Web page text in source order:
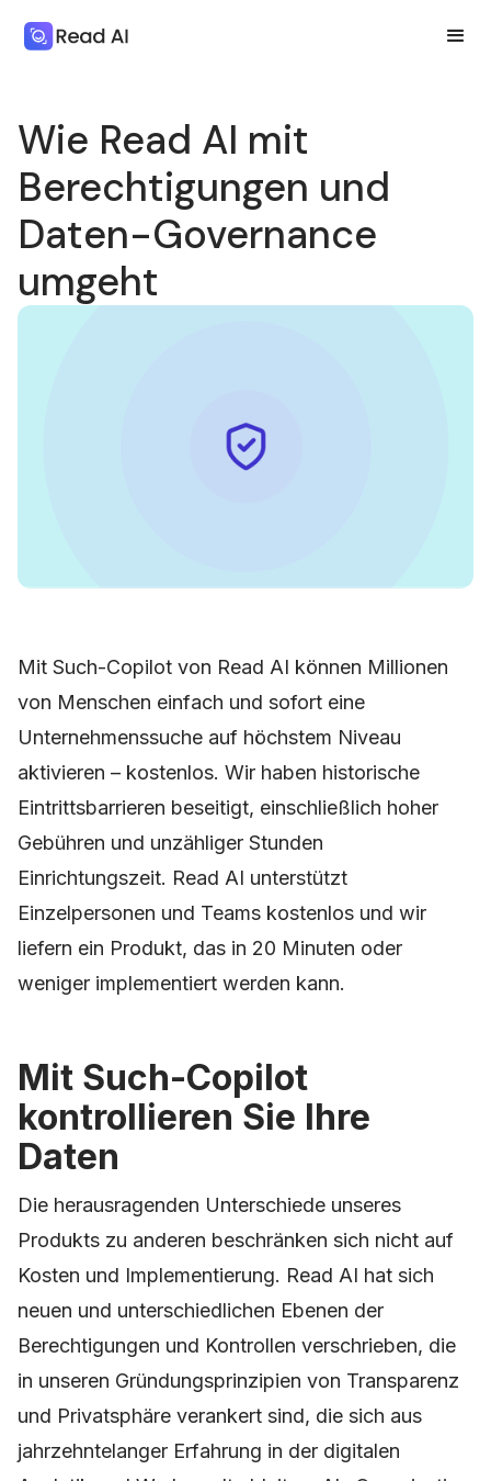
Wie Read AI mit
Berechtigungen und
Daten-Governance
umgeht
Mit Such-Copilot von Read AI können Millionen
von Menschen einfach und sofort eine
Unternehmenssuche auf höchstem Niveau
aktivieren – kostenlos. Wir haben historische
Eintrittsbarrieren beseitigt, einschließlich hoher
Gebühren und unzähliger Stunden
Einrichtungszeit. Read AI unterstützt
Einzelpersonen und Teams kostenlos und wir
liefern ein Produkt, das in 20 Minuten oder
weniger implementiert werden kann.
Mit Such-Copilot
kontrollieren Sie Ihre
Daten
Die herausragenden Unterschiede unseres
Produkts zu anderen beschränken sich nicht auf
Kosten und Implementierung. Read AI hat sich
neuen und unterschiedlichen Ebenen der
Berechtigungen und Kontrollen verschrieben, die
in unseren Gründungsprinzipien von Transparenz
und Privatsphäre verankert sind, die sich aus
jahrzehntelanger Erfahrung in der digitalen